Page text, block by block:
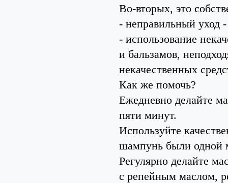
Во-вторых, это
- неправильный уход
- использование
и бальзамов,
некачественных
Как же помочь?
Ежедневно делайте
пяти минут.
Используйте
шампунь были одной
Регулярно делайте
с репейным маслом,